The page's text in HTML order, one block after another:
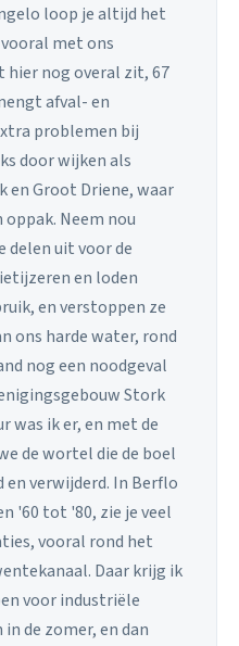
loop je altijd het
met ons
hier nog overal zit, 67
afval- en
problemen bij
door wijken als
en Groot Driene, waar
Neem nou
delen uit voor de
en loden
en verstoppen ze
ons harde water, rond
nog een noodgeval
Stork
was ik er, en met de
de wortel die de boel
verwijderd. In Berflo
'60 tot '80, zie je veel
vooral rond het
Daar krijg ik
voor industriële
de zomer, en dan